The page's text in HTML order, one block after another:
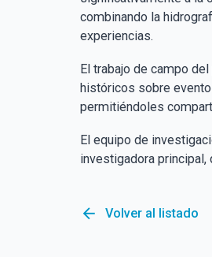
combinando la
experiencias​​.
El trabajo de campo
históricos sobre
permitiéndoles
El equipo de
investigadora
arrow_back Volver al listado